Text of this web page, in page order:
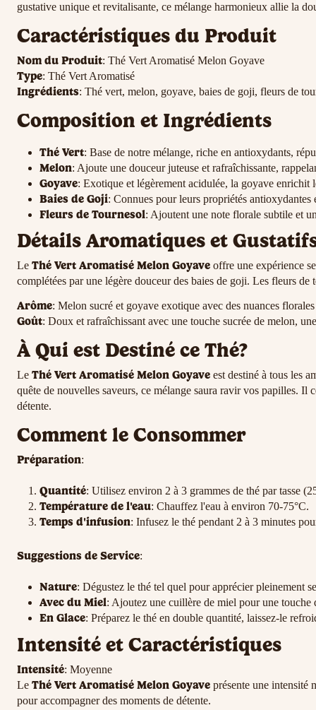
gustative unique et revitalisante, ce mélange harmonieux allie la
Caractéristiques du Produit
Nom du Produit: Thé Vert Aromatisé Melon Goyave
Type: Thé Vert Aromatisé
Ingrédients: Thé vert, melon, goyave, baies de goji, fleurs de
Composition et Ingrédients
Thé Vert: Base de notre mélange, riche en antioxydants,
Melon: Ajoute une douceur juteuse et rafraîchissante,
Goyave: Exotique et légèrement acidulée, la goyave
Baies de Goji: Connues pour leurs propriétés antioxydantes
Fleurs de Tournesol: Ajoutent une note florale subtile et
Détails Aromatiques et
Le Thé Vert Aromatisé Melon Goyave offre une expérience
complétées par une légère douceur des baies de goji. Les fleurs
Arôme: Melon sucré et goyave exotique avec des nuances
Goût: Doux et rafraîchissant avec une touche sucrée de melon,
À Qui est Destiné ce Thé?
Le Thé Vert Aromatisé Melon Goyave est destiné à tous les
quête de nouvelles saveurs, ce mélange saura ravir vos papilles.
détente.
Comment le Consommer
Préparation:
Quantité: Utilisez environ 2 à 3 grammes de thé par tasse
Température de l'eau: Chauffez l'eau à environ 70-75°C.
Temps d'infusion: Infusez le thé pendant 2 à 3 minutes
Suggestions de Service:
Nature: Dégustez le thé tel quel pour apprécier pleinement
Avec du Miel: Ajoutez une cuillère de miel pour une touche
En Glace: Préparez le thé en double quantité, laissez-le
Intensité et Caractéristiques
Intensité: Moyenne
Le Thé Vert Aromatisé Melon Goyave présente une intensité
pour accompagner des moments de détente.